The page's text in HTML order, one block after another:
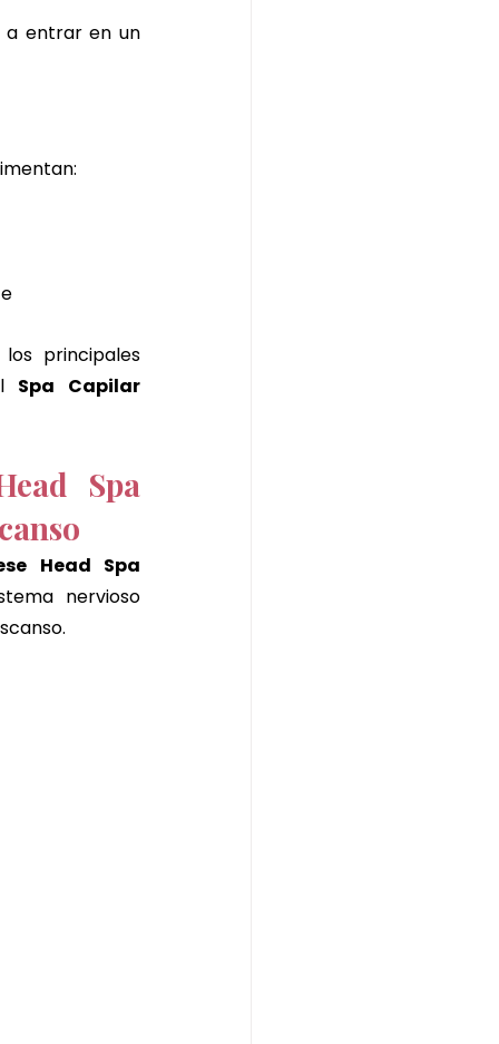
a entrar en un
principales
Spa Capilar
Spa
Head Spa
nervioso